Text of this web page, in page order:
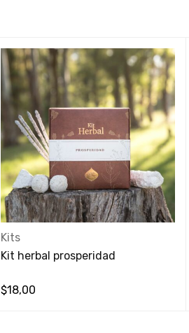
Kits
Kit herbal prosperidad
$18,00